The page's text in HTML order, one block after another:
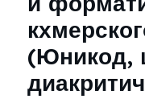
(Юникод,